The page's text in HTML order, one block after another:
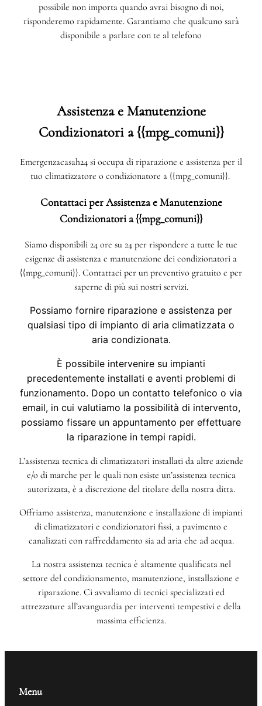
possibile non importa quando avrai bisogno di noi,
risponderemo rapidamente. Garantiamo che qualcuno sarà
disponibile a parlare con te al telefono
Assistenza e Manutenzione
Condizionatori a {{mpg_comuni}}
Emergenzacasah24 si occupa di riparazione e assistenza per il
tuo climatizzatore o condizionatore a {{mpg_comuni}}.
Contattaci per Assistenza e Manutenzione
Condizionatori a {{mpg_comuni}}
Siamo disponibili 24 ore su 24 per rispondere a tutte le tue
esigenze di assistenza e manutenzione dei condizionatori a
{{mpg_comuni}}. Contattaci per un preventivo gratuito e per
saperne di più sui nostri servizi.
Possiamo fornire riparazione e assistenza per
qualsiasi tipo di impianto di aria climatizzata o
aria condizionata.
È possibile intervenire su impianti
precedentemente installati e aventi problemi di
funzionamento. Dopo un contatto telefonico o via
email, in cui valutiamo la possibilità di intervento,
possiamo fissare un appuntamento per effettuare
la riparazione in tempi rapidi.
L’assistenza tecnica di climatizzatori installati da altre aziende
e/o di marche per le quali non esiste un’assistenza tecnica
autorizzata, è a discrezione del titolare della nostra ditta.
Offriamo assistenza, manutenzione e installazione di impianti
di climatizzatori e condizionatori fissi, a pavimento e
canalizzati con raffreddamento sia ad aria che ad acqua.
La nostra assistenza tecnica è altamente qualificata nel
settore del condizionamento, manutenzione, installazione e
riparazione. Ci avvaliamo di tecnici specializzati ed
attrezzature all’avanguardia per interventi tempestivi e della
massima efficienza.
Menu